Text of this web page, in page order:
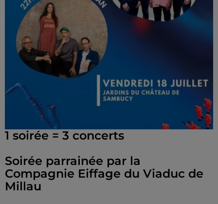
1 soirée = 3 concerts
Soirée parrainée par la
Compagnie Eiffage du Viaduc de
Millau